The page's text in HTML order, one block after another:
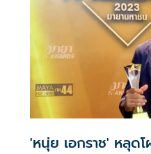
สบายใจและทวงถามความปล
ล่าสุดทางช่อง3 ได้โพสต์แถล
ผิดพลาดที่เกิดขึ้นในมหกรรม
Dom เมื่อวานนี้แล้ว
'หนุ่ย เอกราช' หลุด